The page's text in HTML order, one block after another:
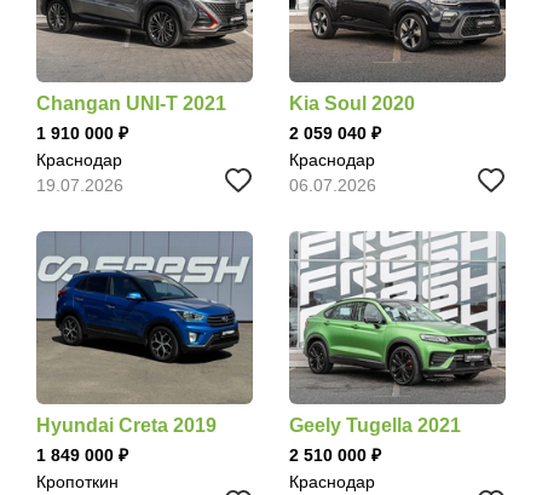
Changan UNI-T 2021
1 910 000
Краснодар
19.07.2026
Kia Soul 2020
2 059 040
Краснодар
06.07.2026
Hyundai Creta 2019
1 849 000
Кропоткин
Geely Tugella 2021
2 510 000
Краснодар